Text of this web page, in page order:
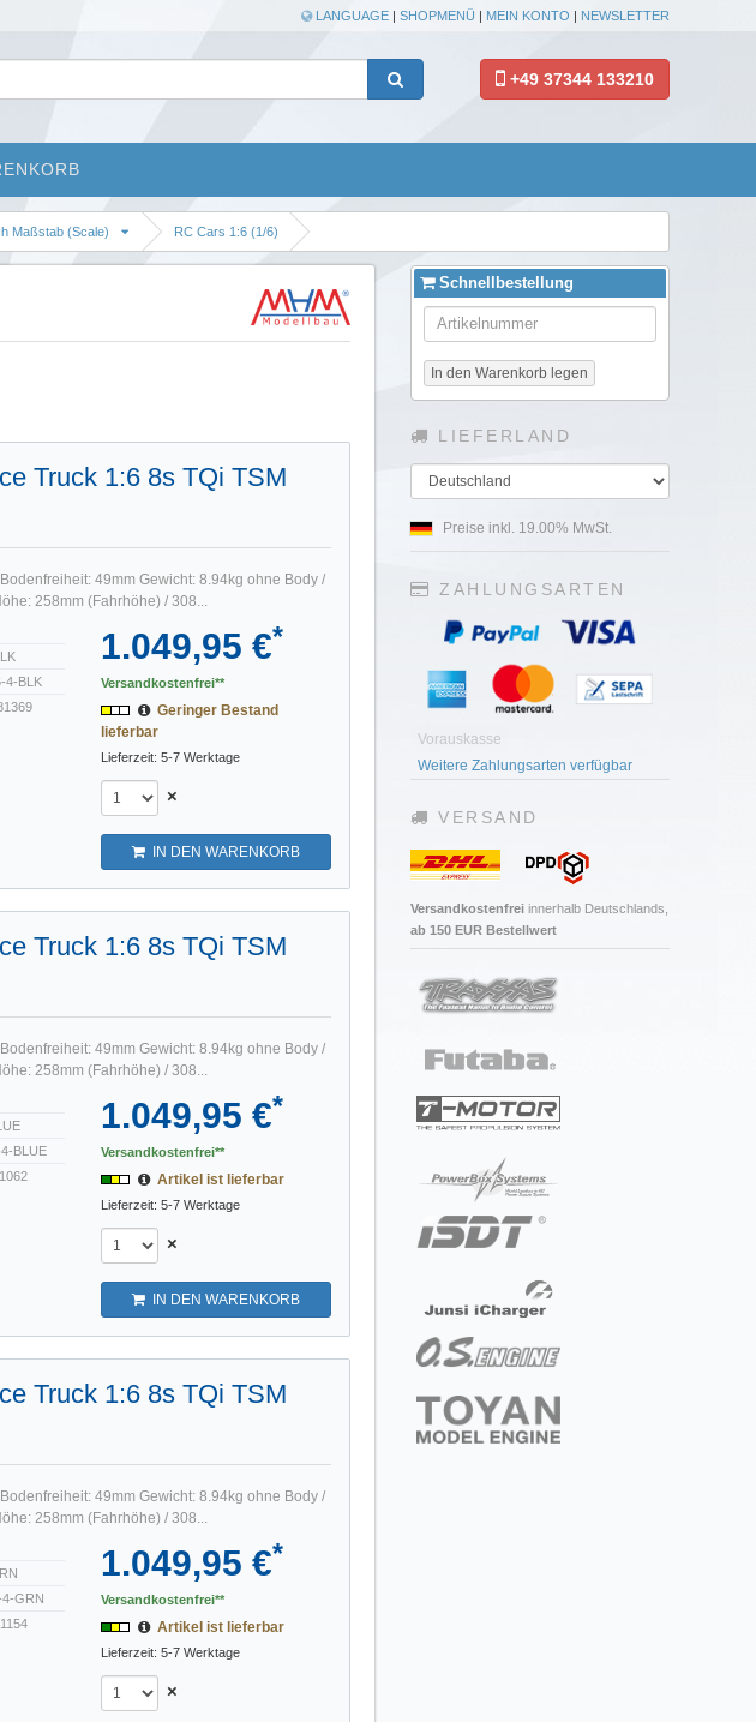
LANGUAGE | SHOPMENÜ | MEIN KONTO | NEWSLETTER
+49 37344 133210
Maßstab (Scale) RC Cars 1:6 (1/6)
Truck 1:6 8s TQi TSM
49mm Gewicht: 8.94kg ohne Body /
258mm (Fahrhöhe) / 308...
4-BLK
1.049,95 €*
Versandkostenfrei**
Geringer Bestand
lieferbar
Lieferzeit: 5-7 Werktage
×
IN DEN WARENKORB
Truck 1:6 8s TQi TSM
49mm Gewicht: 8.94kg ohne Body /
258mm (Fahrhöhe) / 308...
BLUE
1.049,95 €*
Versandkostenfrei**
Artikel ist lieferbar
Lieferzeit: 5-7 Werktage
×
IN DEN WARENKORB
Truck 1:6 8s TQi TSM
49mm Gewicht: 8.94kg ohne Body /
258mm (Fahrhöhe) / 308...
GRN
1.049,95 €*
Versandkostenfrei**
Artikel ist lieferbar
Lieferzeit: 5-7 Werktage
×
Schnellbestellung
In den Warenkorb legen
LIEFERLAND
Land
Preise inkl. 19.00% MwSt.
ZAHLUNGSARTEN
Vorauskasse
Weitere Zahlungsarten verfügbar
VERSAND
Versandkostenfrei innerhalb Deutschlands,
ab 150 EUR Bestellwert